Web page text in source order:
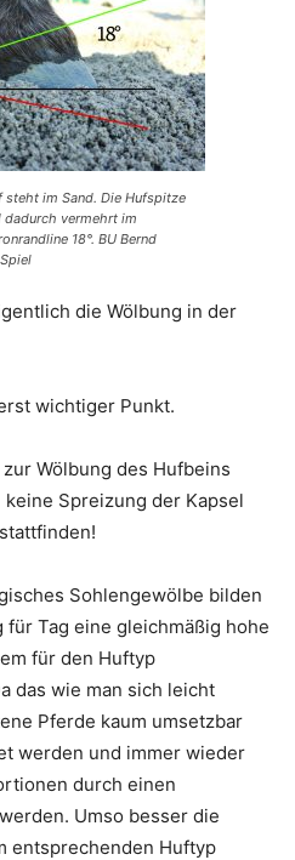
steht im Sand. Die Hufspitze
dadurch vermehrt im
18°. BU Bernd
die Wölbung in der
wichtiger Punkt.
Wölbung des Hufbeins
Spreizung der Kapsel
Sohlengewölbe bilden
Tag eine gleichmäßig hohe
für den Huftyp
das wie man sich leicht
Pferde kaum umsetzbar
werden und immer wieder
durch einen
Umso besser die
entsprechenden Huftyp